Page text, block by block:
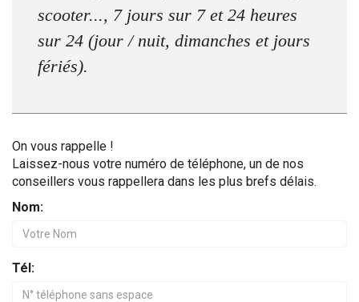
scooter..., 7 jours sur 7 et 24 heures
sur 24 (jour / nuit, dimanches et jours
fériés).
On vous rappelle !
Laissez-nous votre numéro de téléphone, un de nos
conseillers vous rappellera dans les plus brefs délais.
Nom:
Tél: